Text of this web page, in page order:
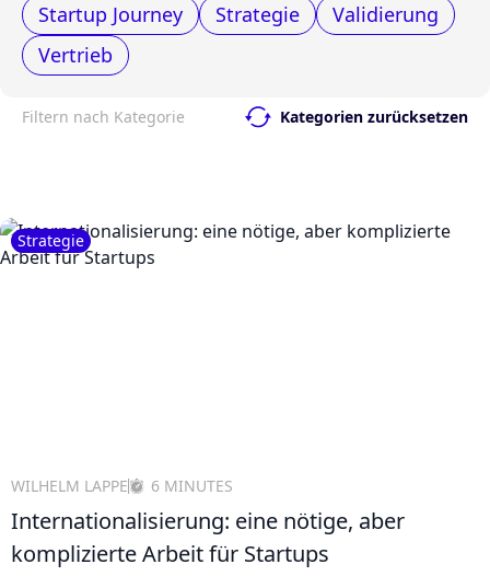
Startup Journey
Strategie
Validierung
Vertrieb
Filtern nach Kategorie Kategorien zurücksetzen
Strategie
WILHELM LAPPE 6 MINUTES
Internationalisierung: eine nötige, aber
komplizierte Arbeit für Startups